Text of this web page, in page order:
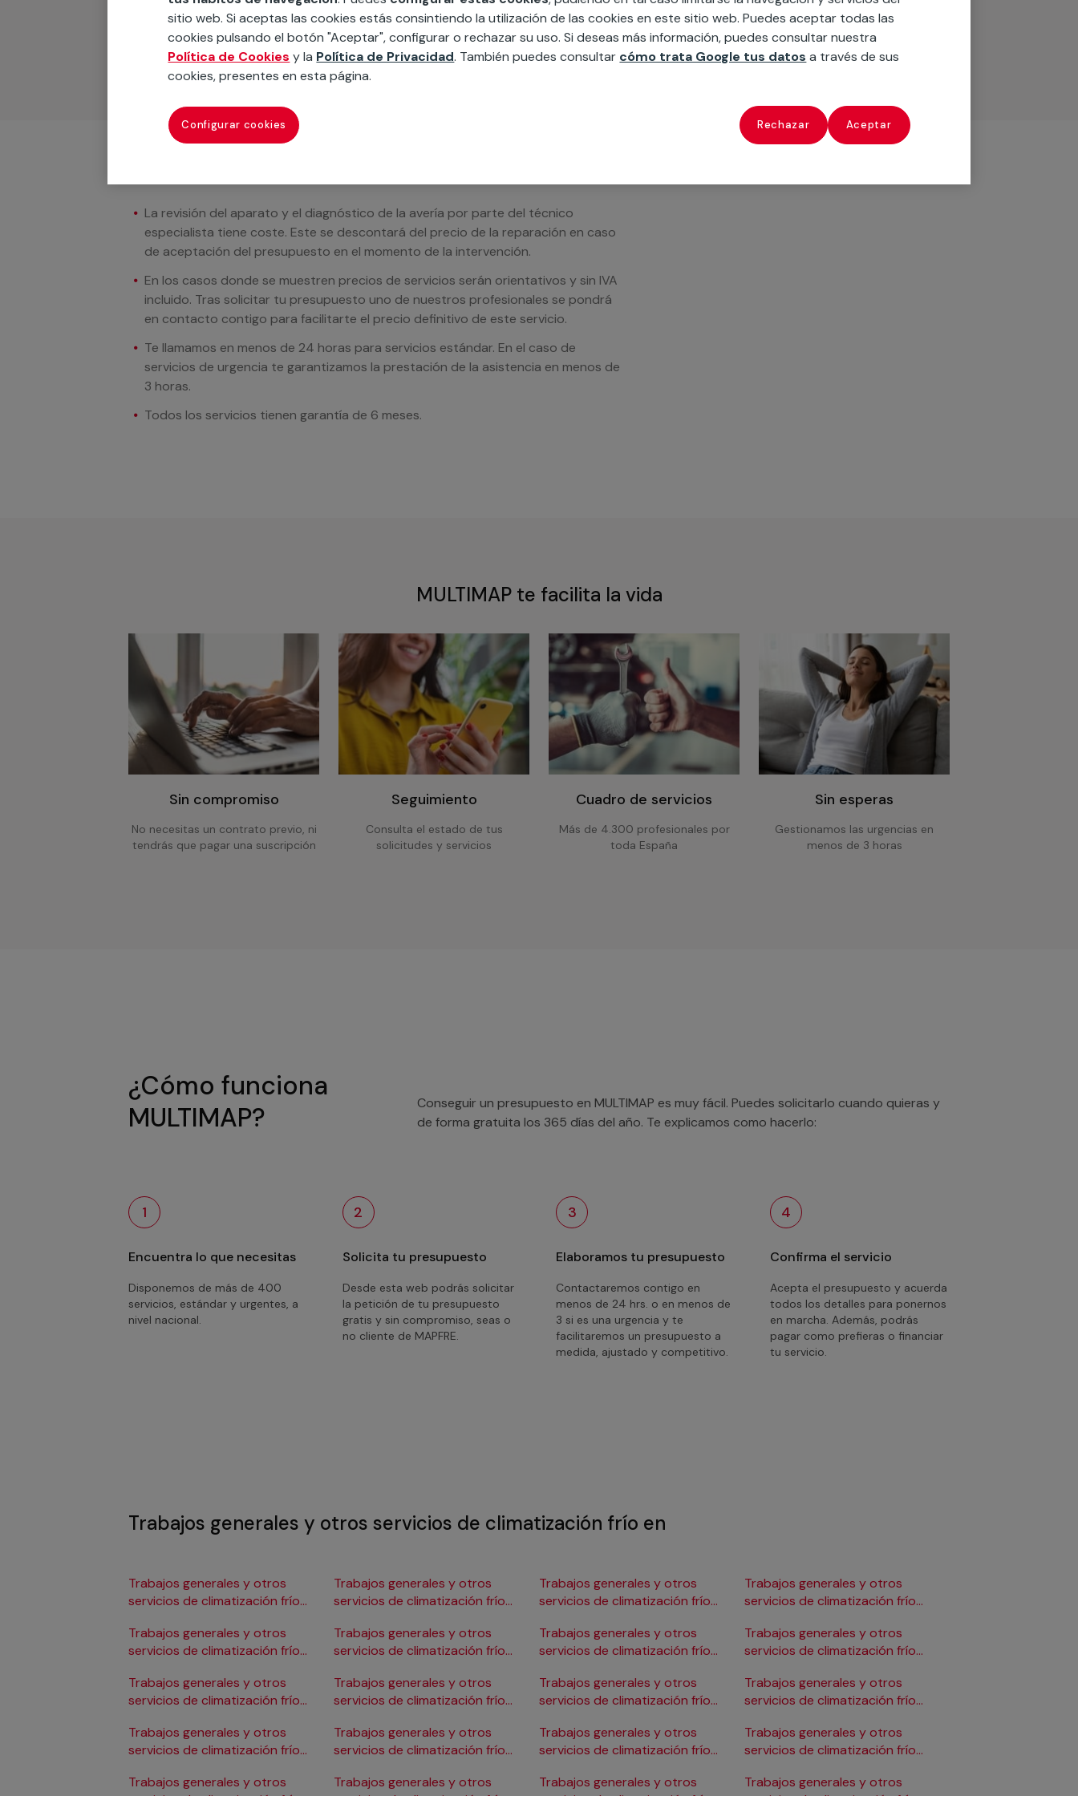
Podemos ofrecer cualquier servicio a medida incluyendo todo lo que necesites:
materiales, equipamientos, electrodomésticos, etc. Cuéntanos que necesitas
cuando te llamemos.
La revisión del aparato y el diagnóstico de la avería por parte del técnico
especialista tiene coste. Este se descontará del precio de la reparación en caso
de aceptación del presupuesto en el momento de la intervención.
En los casos donde se muestren precios de servicios serán orientativos y sin IVA
incluido. Tras solicitar tu presupuesto uno de nuestros profesionales se pondrá
en contacto contigo para facilitarte el precio definitivo de este servicio.
Te llamamos en menos de 24 horas para servicios estándar. En el caso de
servicios de urgencia te garantizamos la prestación de la asistencia en menos de
3 horas.
Todos los servicios tienen garantía de 6 meses.
MULTIMAP te facilita la vida
Sin compromiso
No necesitas un contrato previo, ni
tendrás que pagar una suscripción
Seguimiento
Consulta el estado de tus
solicitudes y servicios
Cuadro de servicios
Más de 4.300 profesionales por
toda España
Sin esperas
Gestionamos las urgencias en
menos de 3 horas
¿Cómo funciona
MULTIMAP?
Conseguir un presupuesto en MULTIMAP es muy fácil. Puedes solicitarlo cuando quieras y
de forma gratuita los 365 días del año. Te explicamos como hacerlo:
1
Encuentra lo que necesitas
Disponemos de más de 400
servicios, estándar y urgentes, a
nivel nacional.
2
Solicita tu presupuesto
Desde esta web podrás solicitar
la petición de tu presupuesto
gratis y sin compromiso, seas o
no cliente de MAPFRE.
3
Elaboramos tu presupuesto
Contactaremos contigo en
menos de 24 hrs. o en menos de
3 si es una urgencia y te
facilitaremos un presupuesto a
medida, ajustado y competitivo.
4
Confirma el servicio
Acepta el presupuesto y acuerda
todos los detalles para ponernos
en marcha. Además, podrás
pagar como prefieras o financiar
tu servicio.
Trabajos generales y otros servicios de climatización frío en
Trabajos generales y otros
servicios de climatización frío
Trabajos generales y otros
servicios de climatización frío
Trabajos generales y otros
servicios de climatización frío
Trabajos generales y otros
servicios de climatización frío
Trabajos generales y otros
Trabajos generales y otros
servicios de climatización frío
Trabajos generales y otros
servicios de climatización frío
Trabajos generales y otros
servicios de climatización frío
Trabajos generales y otros
servicios de climatización frío
Trabajos generales y otros
Trabajos generales y otros
servicios de climatización frío
Trabajos generales y otros
servicios de climatización frío
Trabajos generales y otros
servicios de climatización frío
Trabajos generales y otros
servicios de climatización frío
Trabajos generales y otros
Trabajos generales y otros
servicios de climatización frío
Trabajos generales y otros
servicios de climatización frío
Trabajos generales y otros
servicios de climatización frío
Trabajos generales y otros
servicios de climatización frío
Trabajos generales y otros
sitio web. Si aceptas las cookies estás consintiendo la utilización de las cookies en este sitio web. Puedes aceptar todas las
cookies pulsando el botón "Aceptar", configurar o rechazar su uso. Si deseas más información, puedes consultar nuestra
Política de Cookies y la Política de Privacidad. También puedes consultar cómo trata Google tus datos a través de sus
cookies, presentes en esta página.
Configurar cookies Rechazar Aceptar